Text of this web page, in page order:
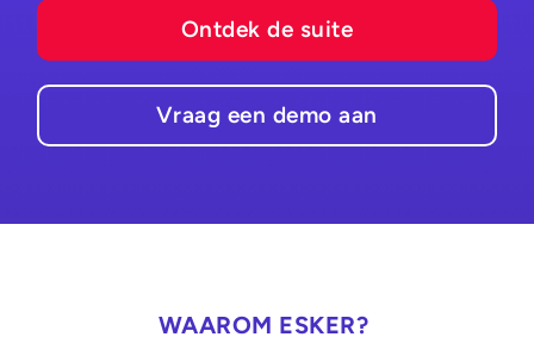
Ontdek de suite
Vraag een demo aan
WAAROM ESKER?